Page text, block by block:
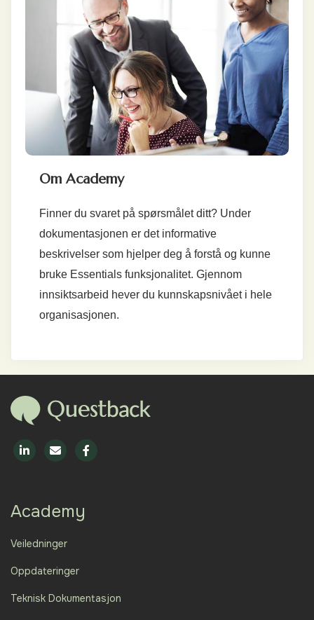
Om Academy
Finner du svaret på spørsmålet ditt? Under
dokumentasjonen er det informative
beskrivelser som hjelper deg å forstå og kunne
bruke Essentials funksjonalitet. Gjennom
innsiktsarbeid hever du kunnskapsnivået i hele
organisasjonen.
Academy
Veiledninger
Oppdateringer
Teknisk Dokumentasjon